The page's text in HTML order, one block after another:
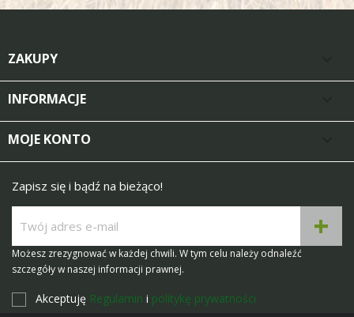
ZAKUPY
INFORMACJE
MOJE KONTO
Zapisz się i bądź na bieżąco!
Możesz zrezygnować w każdej chwili. W tym celu należy odnaleźć
szczegóły w naszej informacji prawnej.
Akceptuję Regulamin i politykę prywatności